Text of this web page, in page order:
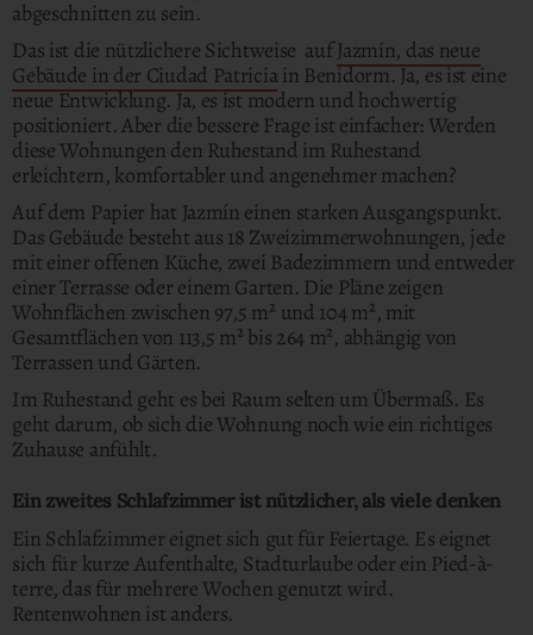
abgeschnitten zu sein.
Das ist die nützlichere Sichtweise aufJazmín, das neue
Gebäude in der Ciudad Patriciain Benidorm. Ja, es ist eine
neue Entwicklung. Ja, es ist modern und hochwertig
positioniert. Aber die bessere Frage ist einfacher: Werden
diese Wohnungen den Ruhestand im Ruhestand
erleichtern, komfortabler und angenehmer machen?
Auf dem Papier hat Jazmín einen starken Ausgangspunkt.
Das Gebäude besteht aus 18 Zweizimmerwohnungen, jede
mit einer offenen Küche, zwei Badezimmern und entweder
einer Terrasse oder einem Garten. Die Pläne zeigen
Wohnflächen zwischen 97,5 m² und 104 m², mit
Gesamtflächen von 113,5 m² bis 264 m², abhängig von
Terrassen und Gärten.
Im Ruhestand geht es bei Raum selten um Übermaß. Es
geht darum, ob sich die Wohnung noch wie ein richtiges
Zuhause anfühlt.
Ein zweites Schlafzimmer ist nützlicher, als viele denken
Ein Schlafzimmer eignet sich gut für Feiertage. Es eignet
sich für kurze Aufenthalte, Stadturlaube oder ein Pied-à-
terre, das für mehrere Wochen genutzt wird.
Rentenwohnen ist anders.